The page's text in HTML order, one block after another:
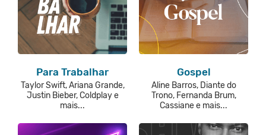
Para Trabalhar
Taylor Swift, Ariana Grande,
Justin Bieber, Coldplay e
mais...
Gospel
Aline Barros, Diante do
Trono, Fernanda Brum,
Cassiane e mais...